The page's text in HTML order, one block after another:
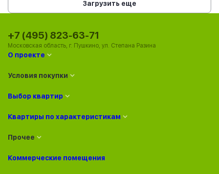
Загрузить еще
О проекте
Условия покупки
Выбор квартир
Квартиры по характеристикам
Прочее
Коммерческие помещения
+7 (495) 823-63-71
Московская область, г. Пушкино, ул. Степана Разина